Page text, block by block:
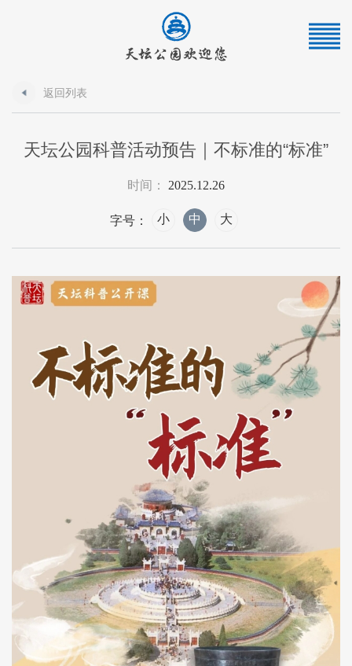
返回列表
天坛公园科普活动预告｜不标准的“标准”
时间： 2025.12.26
字号： 小 中 大